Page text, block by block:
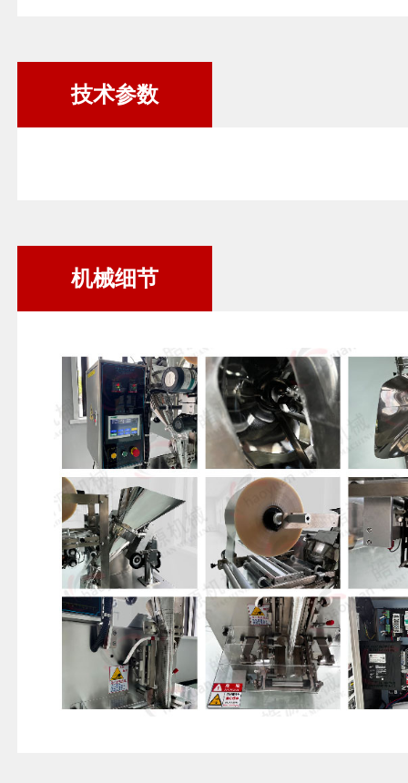
技术参数
机械细节